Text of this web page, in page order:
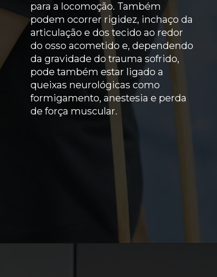
para a locomoção. Também
podem ocorrer rigidez, inchaço da
articulação e dos tecido ao redor
do osso acometido e, dependendo
da gravidade do trauma sofrido,
pode também estar ligado a
queixas neurológicas como
formigamento, anestesia e perda
de força muscular.